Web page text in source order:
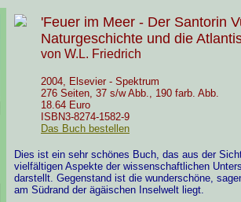
'Feuer im Meer - Der Santorin
Naturgeschichte und die
von W.L. Friedrich
2004, Elsevier - Spektrum
276 Seiten, 37 s/w Abb., 190 farb. Abb.
18.64 Euro
ISBN3-8274-1582-9
Das Buch bestellen
Dies ist ein sehr schönes Buch, das aus der
vielfältigen Aspekte der wissenschaftlichen
darstellt. Gegenstand ist die wunderschöne,
am Südrand der ägäischen Inselwelt liegt.